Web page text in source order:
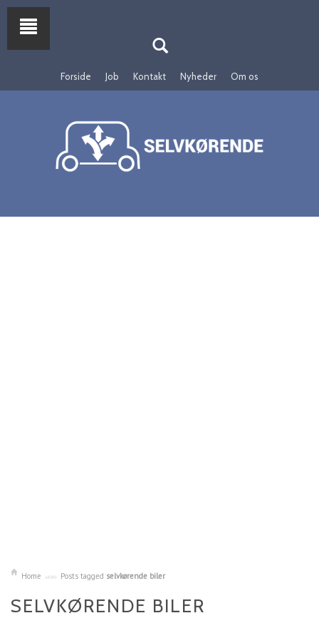
Forside Job Kontakt Nyheder Om os
Home Posts tagged selvkørende biler
SELVKØRENDE BILER